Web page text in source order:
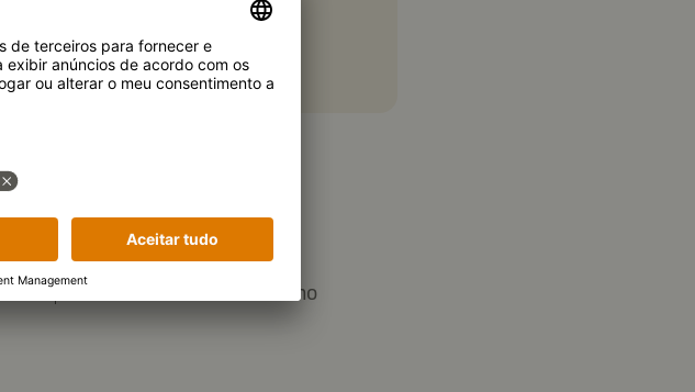
91 g
Hidratos de carbono